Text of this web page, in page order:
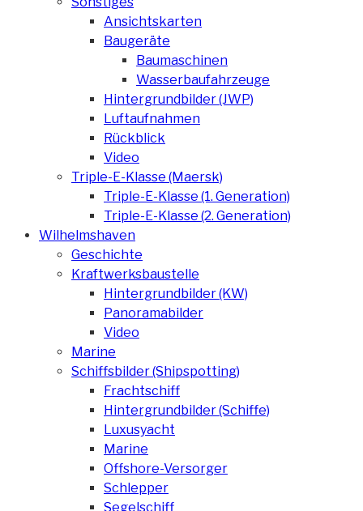
Ansichtskarten
Baugeräte
Baumaschinen
Wasserbaufahrzeuge
Hintergrundbilder (JWP)
Luftaufnahmen
Rückblick
Video
Triple-E-Klasse (Maersk)
Triple-E-Klasse (1. Generation)
Triple-E-Klasse (2. Generation)
Wilhelmshaven
Geschichte
Kraftwerksbaustelle
Hintergrundbilder (KW)
Panoramabilder
Video
Marine
Schiffsbilder (Shipspotting)
Frachtschiff
Hintergrundbilder (Schiffe)
Luxusyacht
Marine
Offshore-Versorger
Schlepper
Segelschiff